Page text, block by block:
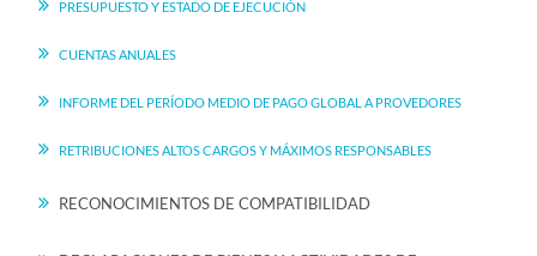
PRESUPUESTO Y ESTADO DE EJECUCIÓN
CUENTAS ANUALES
INFORME DEL PERÍODO MEDIO DE PAGO GLOBAL A PROVEDORES
RETRIBUCIONES ALTOS CARGOS Y MÁXIMOS RESPONSABLES
RECONOCIMIENTOS DE COMPATIBILIDAD